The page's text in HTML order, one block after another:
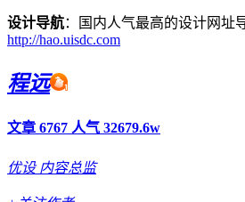
设计导航：国内人气最高的设计网址
http://hao.uisdc.com
程远
文章 6767 人气 32679.6w
优设 内容总监